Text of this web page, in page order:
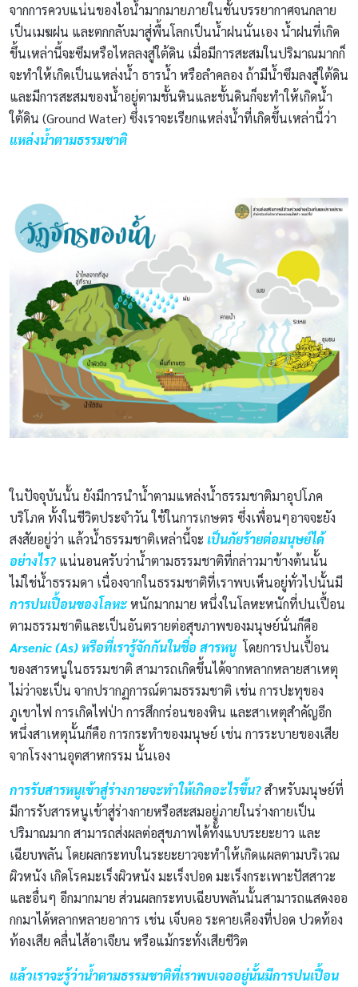
จากการควบแน่นของไอน้ำมากมายภายในชั้นบรรยากาศจนกลาย
เป็นเมฆฝน และตกกลับมาสู่พื้นโลกเป็นน้ำฝนนั่นเอง น้ำฝนที่เกิด
ขึ้นเหล่านี้จะซึมหรือไหลลงสู่ใต้ดิน เมื่อมีการสะสมในปริมาณมากก็
จะทำให้เกิดเป็นแหล่งน้ำ ธารน้ำ หรือลำคลอง ถ้ามีน้ำซึมลงสู่ใต้ดิน
และมีการสะสมของน้ำอยู่ตามชั้นหินและชั้นดินก็จะทำให้เกิดน้ำ
ใต้ดิน (Ground Water) ซึ่งเราจะเรียกแหล่งน้ำที่เกิดขึ้นเหล่านี้ว่า
แหล่งน้ำตามธรรมชาติ
ในปัจจุบันนั้น ยังมีการนำน้ำตามแหล่งน้ำธรรมชาติมาอุปโภค
บริโภค ทั้งในชีวิตประจำวัน ใช้ในการเกษตร ซึ่งเพื่อนๆอาจจะยัง
สงสัยอยู่ว่า แล้วน้ำธรรมชาติเหล่านี้จะ เป็นภัยร้ายต่อมนุษย์ได้
อย่างไร? แน่นอนครับว่าน้ำตามธรรมชาติที่กล่าวมาข้างต้นนั้น
ไม่ใช่น้ำธรรมดา เนื่องจากในธรรมชาติที่เราพบเห็นอยู่ทั่วไปนั้นมี
การปนเปื้อนของโลหะหนักมากมาย หนึ่งในโลหะหนักที่ปนเปื้อน
ตามธรรมชาติและเป็นอันตรายต่อสุขภาพของมนุษย์นั่นก็คือ
Arsenic (As) หรือที่เรารู้จักกันในชื่อ สารหนู โดยการปนเปื้อน
ของสารหนูในธรรมชาติ สามารถเกิดขึ้นได้จากหลากหลายสาเหตุ
ไม่ว่าจะเป็น จากปรากฏการณ์ตามธรรมชาติ เช่น การปะทุของ
ภูเขาไฟ การเกิดไฟป่า การสึกกร่อนของหิน และสาเหตุสำคัญอีก
หนึ่งสาเหตุนั้นก็คือ การกระทำของมนุษย์ เช่น การระบายของเสีย
จากโรงงานอุตสาหกรรม นั้นเอง
การรับสารหนูเข้าสู่ร่างกายจะทำให้เกิดอะไรขึ้น?สำหรับมนุษย์ที่
มีการรับสารหนูเข้าสู่ร่างกายหรือสะสมอยู่ภายในร่างกายเป็น
ปริมาณมาก สามารถส่งผลต่อสุขภาพได้ทั้งแบบระยะยาว และ
เฉียบพลัน โดยผลกระทบในระยะยาวจะทำให้เกิดแผลตามบริเวณ
ผิวหนัง เกิดโรคมะเร็งผิวหนัง มะเร็งปอด มะเร็งกระเพาะปัสสาวะ
และอื่นๆ อีกมากมาย ส่วนผลกระทบเฉียบพลันนั้นสามารถแสดงออ
กกมาได้หลากหลายอาการ เช่น เจ็บคอ ระคายเคืองที่ปอด ปวดท้อง
ท้องเสีย คลื่นไส้อาเจียน หรือแม้กระทั่งเสียชีวิต
แล้วเราจะรู้ว่าน้ำตามธรรมชาติที่เราพบเจออยู่นั้นมีการปนเปื้อน